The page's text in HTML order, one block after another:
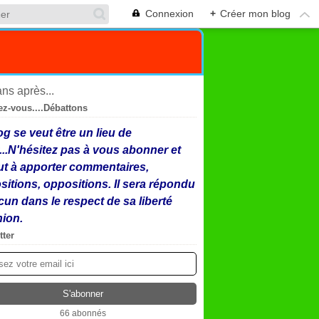
Connexion + Créer mon blog
vous....Débattons
se veut être un lieu de
pas à vous abonner et
à apporter commentaires,
oppositions. Il sera répondu
dans le respect de sa liberté
66 abonnés